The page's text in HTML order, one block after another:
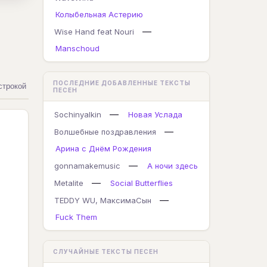
Колыбельная Астерию
Wise Hand feat Nouri
—
Manschoud
ПОСЛЕДНИЕ ДОБАВЛЕННЫЕ ТЕКСТЫ
ПЕСЕН
Sochinyalkin —
Новая Услада
Волшебные поздравления
—
Арина с Днём Рождения
gonnamakemusic
—
А ночи здесь
Metalite
—
Social Butterflies
TEDDY WU, МаксимаСын
—
Fuck Them
СЛУЧАЙНЫЕ ТЕКСТЫ ПЕСЕН